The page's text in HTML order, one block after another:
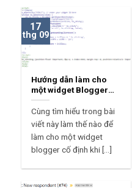
Hướng dẫn làm cho
một widget Blogger
Sticky
Cùng tìm hiểu trong bài
viết này làm thế nào để
làm cho một widget
blogger cố định khi [...]
17
thg 09